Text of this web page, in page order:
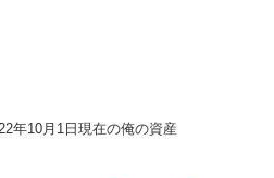
年10月1日現在の俺の資産